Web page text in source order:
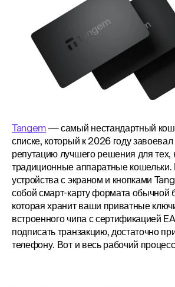
Tangem — самый нестандартный
списке, который к 2026 году
репутацию лучшего решения для тех,
традиционные аппаратные
устройства с экраном и кнопками
собой смарт-карту формата обычной
которая хранит ваши приватные
встроенного чипа с сертификацией
подписать транзакцию, достаточно
телефону. Вот и весь рабочий